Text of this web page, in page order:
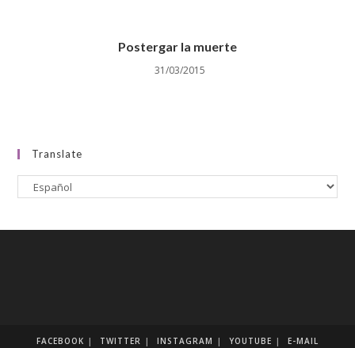
Postergar la muerte
31/03/2015
Translate
FACEBOOK TWITTER INSTAGRAM YOUTUBE E-MAIL